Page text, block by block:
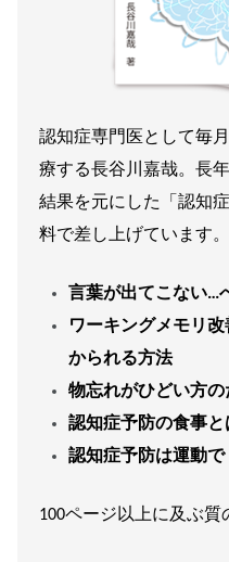
認知症専門医として毎
療する長谷川嘉哉。長
結果を元にした「認知
料で差し上げています。
言葉が出てこない…
ワーキングメモリ
かられる方法
物忘れがひどい方
認知症予防の食事
認知症予防は運動
100ページ以上に及ぶ質